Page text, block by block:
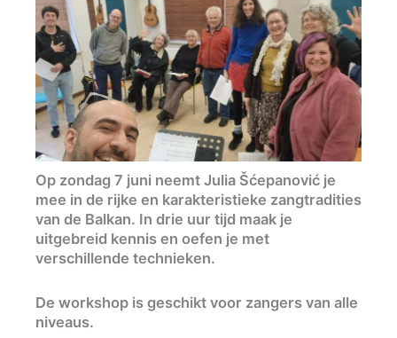
Op zondag 7 juni neemt Julia Šćepanović je
mee in de rijke en karakteristieke zangtradities
van de Balkan. In drie uur tijd maak je
uitgebreid kennis en oefen je met
verschillende technieken.
De workshop is geschikt voor zangers van alle
niveaus.